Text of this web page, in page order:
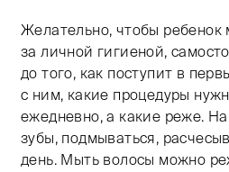
Желательно, чтобы ребенок
за личной гигиеной,
до того, как поступит в
с ним, какие процедуры
ежедневно, а какие реже.
зубы, подмываться,
день. Мыть волосы можно